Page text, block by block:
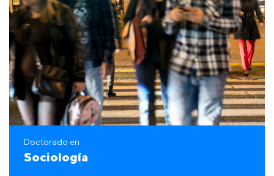
Doctorado en
Sociología